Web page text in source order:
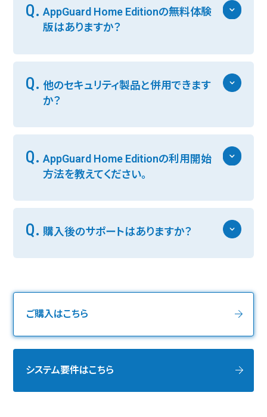
Q. AppGuard Home Editionの無料体験
版はありますか？
Q. 他のセキュリティ製品と併用できます
か？
Q. AppGuard Home Editionの利用開始
方法を教えてください。
Q. 購入後のサポートはありますか？
ご購入はこちら
システム要件はこちら